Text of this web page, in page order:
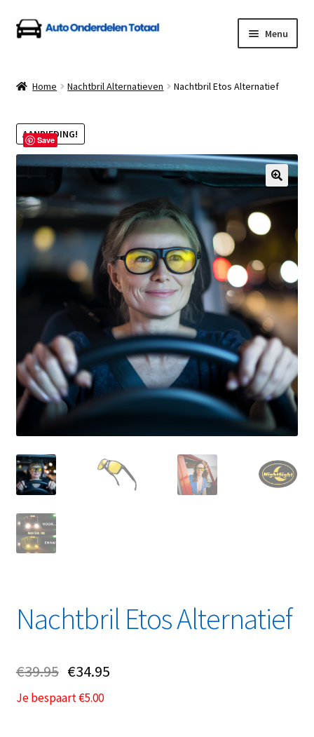
Ga
door
navigatie
Ga
naar
inhoud
Menu
Auto Onderdelen Shop
Betalen en Verzenden
Blog
Contact
Klantenservice
Linkpartners
My account
Over Ons
Overzicht
Privacybeleid
Retourbeleid
Videos
Home Nachtbril Alternatieven Nachtbril Etos Alternatief
AANBIEDING!
Save
Nachtbril Etos Alternatief
€39.95 €34.95
Je bespaart€5.00